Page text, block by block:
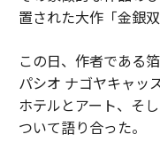
置された大作「金銀双
この日、作者である
パシオ ナゴヤキャッ
ホテルとアート、そ
ついて語り合った。